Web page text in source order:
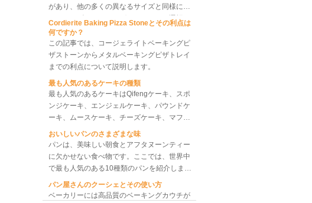
ベーカリー対流オーブン 10
トレイ回転ラックオーブン
8トレイ業務用対流オーブン
電気パン焼きオーブン
どのサイズのベーキングシートパンを選択す
る必要がありますか?さまざまなサイズのベ
ーキング トレイの中で、最適なものと最適な
ものを選択したり、いくつかの異なるサイズ
のシート トレイのセットを選択したりして、
最高のベーキング パフォーマンスと最高のベ
ーキング効率を達成し、コストを節約できる
ようにするために、何に注意する必要があり
ますか?より多くのトレイをバーリングし、
私たちの労力を可能な限り節約します。
Cordierite Baking Pizza Stoneとその利点は
何ですか？
この記事では、コージェライトベーキングピ
ザストーンからメタルベーキングピザトレイ
までの利点について説明します。
最も人気のあるケーキの種類
最も人気のあるケーキはQifengケーキ、スポ
ンジケーキ、エンジェルケーキ、パウンドケ
ーキ、ムースケーキ、チーズケーキ、マフィ
ンケーキ、Bundtケーキです。
おいしいパンのさまざまな味
パンは、美味しい朝食とアフタヌーンティー
に欠かせない食べ物です。ここでは、世界中
で最も人気のある10種類のパンを紹介しま
す。
パン屋さんのクーシェとその使い方
ベーカリーには高品質のベーキングカウチが
欠かせません。ここで私たちはあなたにベー